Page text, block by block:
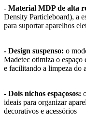
- Material MDP de alta
Density Particleboard), a
para suportar aparelhos
- Design suspenso: o
Madetec otimiza o
e facilitando a limpeza do
- Dois nichos espaçosos:
ideais para organizar
decorativos e acessórios